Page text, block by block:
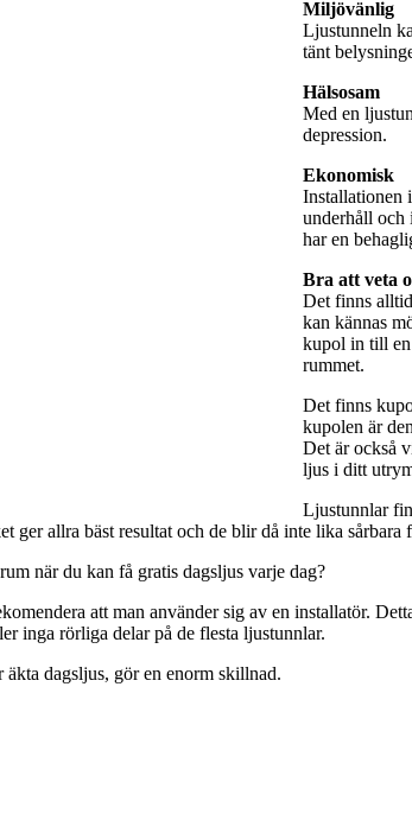
Miljövänlig
Ljustunneln
tänt
Hälsosam
Med en
depression.
Ekonomisk
Installationen
underhåll och
har en
Bra att veta
Det finns
kan kännas
kupol in till en
rummet.
Det finns
kupolen är
Det är också
ljus i ditt
Ljustunnlar
allra bäst resultat och de blir då inte lika sårbara
när du kan få gratis dagsljus varje dag?
att man använder sig av en installatör.
inga rörliga delar på de flesta ljustunnlar.
dagsljus, gör en enorm skillnad.